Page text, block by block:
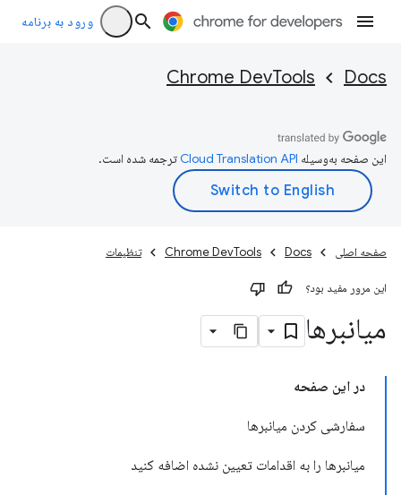
ورود به برنامه
Docs
Chrome DevTools
این صفحه به‌وسیله ترجمه شده است.
صفحه اصلی Docs
Chrome DevTools تنظیمات
این مرور مفید بود؟
میانبرها
در این صفحه
سفارشی کردن میانبرها
میانبرها را به اقدامات تعیین نشده اضافه کنید